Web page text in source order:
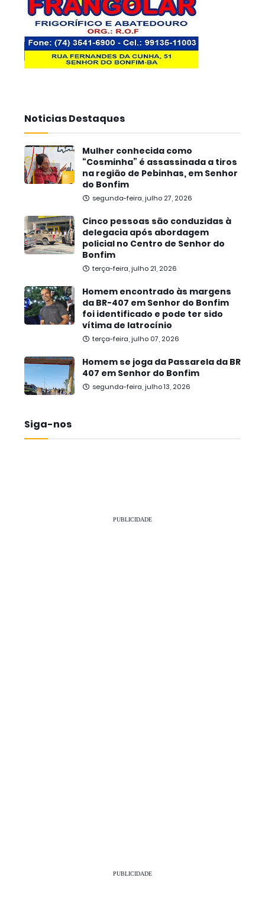
Noticias Destaques
Mulher conhecida como
“Cosminha” é assassinada a tiros
na região de Pebinhas, em Senhor
do Bonfim
segunda-feira, julho 27, 2026
Cinco pessoas são conduzidas à
delegacia após abordagem
policial no Centro de Senhor do
Bonfim
terça-feira, julho 21, 2026
Homem encontrado às margens
da BR-407 em Senhor do Bonfim
foi identificado e pode ter sido
vítima de latrocínio
terça-feira, julho 07, 2026
Homem se joga da Passarela da BR
407 em Senhor do Bonfim
segunda-feira, julho 13, 2026
Siga-nos
PUBLICIDADE
PUBLICIDADE